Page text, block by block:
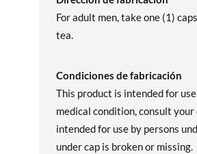
For adult men, take one (1)
tea.
Condiciones de fabricación
This product is intended for
medical condition, consult
intended for use by persons
under cap is broken or missing.